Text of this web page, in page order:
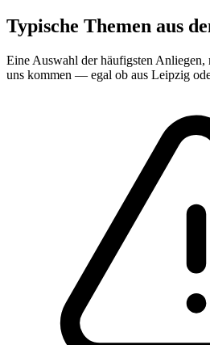
Typische Themen aus
Eine Auswahl der häufigsten Anliegen,
uns kommen — egal ob aus Leipzig